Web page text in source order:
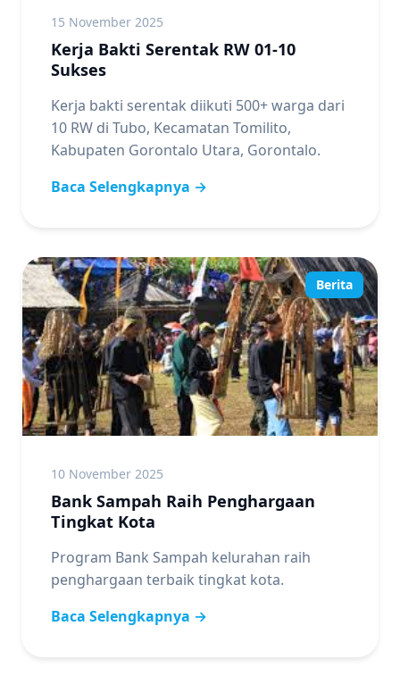
15 November 2025
Kerja Bakti Serentak RW 01-10
Sukses
Kerja bakti serentak diikuti 500+ warga dari
10 RW di Tubo, Kecamatan Tomilito,
Kabupaten Gorontalo Utara, Gorontalo.
Baca Selengkapnya →
Berita
10 November 2025
Bank Sampah Raih Penghargaan
Tingkat Kota
Program Bank Sampah kelurahan raih
penghargaan terbaik tingkat kota.
Baca Selengkapnya →